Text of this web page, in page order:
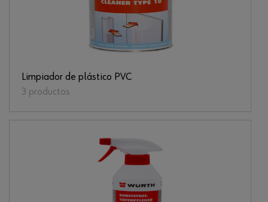
Limpiador de plástico PVC
3 productos